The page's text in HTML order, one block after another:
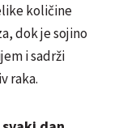
količine
dok je sojino
i sadrži
raka.